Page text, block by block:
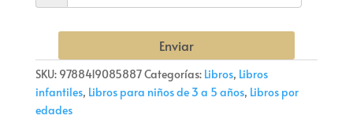
Enviar
SKU: 9788419085887Categorías: Libros, Libros
infantiles, Libros para niños de 3 a 5 años, Libros por
edades